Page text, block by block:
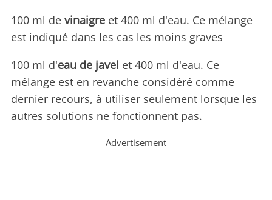
100 ml de vinaigre et 400 ml d'eau. Ce mélange
est indiqué dans les cas les moins graves
100 ml d'eau de javel et 400 ml d'eau. Ce
mélange est en revanche considéré comme
dernier recours, à utiliser seulement lorsque les
autres solutions ne fonctionnent pas.
Advertisement